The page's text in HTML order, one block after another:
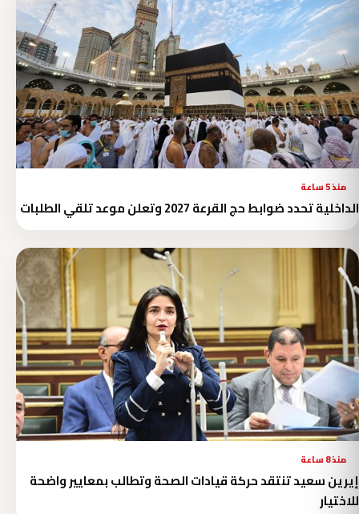
منذ 5 ساعة
الداخلية تحدد ضوابط حج القرعة 2027 وتعلن موعد تلقي الطلبات
منذ 8 ساعة
إيرين سعيد تنتقد حركة قيادات الصحة وتطالب بمعايير واضحة
للاختيار